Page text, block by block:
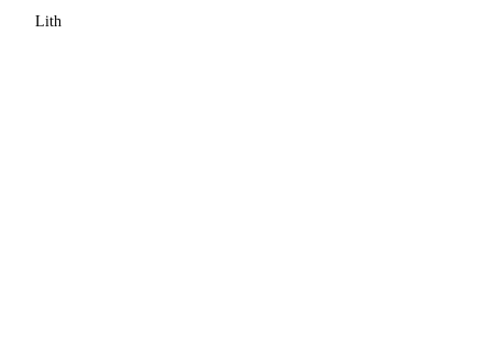
Lith